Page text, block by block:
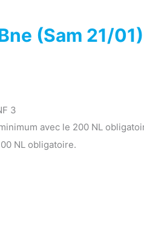
(Sam 21/01)
3
avec le 200 NL
NL obligatoire.